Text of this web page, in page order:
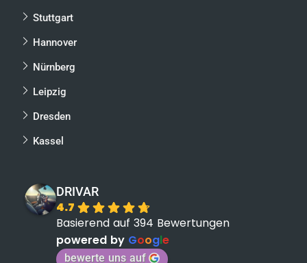
Stuttgart
Hannover
Nürnberg
Leipzig
Dresden
Kassel
DRIVAR
4.7
Basierend auf 394 Bewertungen
powered by Google
bewerte uns auf